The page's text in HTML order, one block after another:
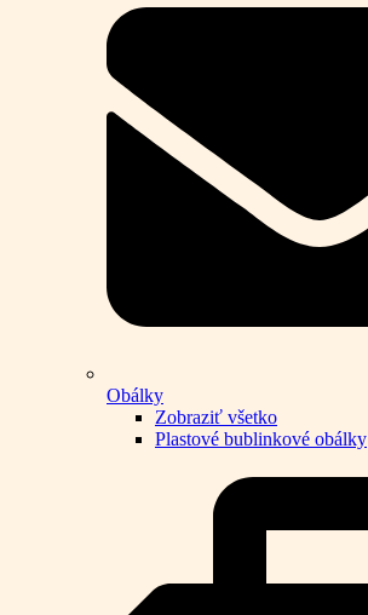
Obálky
Zobraziť všetko
Plastové bublinkové obálky